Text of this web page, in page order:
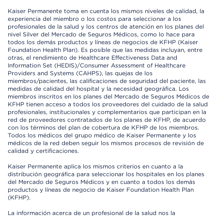
Kaiser Permanente toma en cuenta los mismos niveles de calidad, la
experiencia del miembro o los costos para seleccionar a los
profesionales de la salud y los centros de atención en los planes del
nivel Silver del Mercado de Seguros Médicos, como lo hace para
todos los demás productos y líneas de negocios de KFHP (Kaiser
Foundation Health Plan). Es posible que las medidas incluyan, entre
otras, el rendimiento de Healthcare Effectiveness Data and
Information Set (HEDIS)/Consumer Assessment of Healthcare
Providers and Systems (CAHPS), las quejas de los
miembros/pacientes, las calificaciones de seguridad del paciente, las
medidas de calidad del hospital y la necesidad geográfica. Los
miembros inscritos en los planes del Mercado de Seguros Médicos de
KFHP tienen acceso a todos los proveedores del cuidado de la salud
profesionales, institucionales y complementarios que participan en la
red de proveedores contratados de los planes de KFHP, de acuerdo
con los términos del plan de cobertura de KFHP de los miembros.
Todos los médicos del grupo médico de Kaiser Permanente y los
médicos de la red deben seguir los mismos procesos de revisión de
calidad y certificaciones.
Kaiser Permanente aplica los mismos criterios en cuanto a la
distribución geográfica para seleccionar los hospitales en los planes
del Mercado de Seguros Médicos y en cuanto a todos los demás
productos y líneas de negocio de Kaiser Foundation Health Plan
(KFHP).
La información acerca de un profesional de la salud nos la